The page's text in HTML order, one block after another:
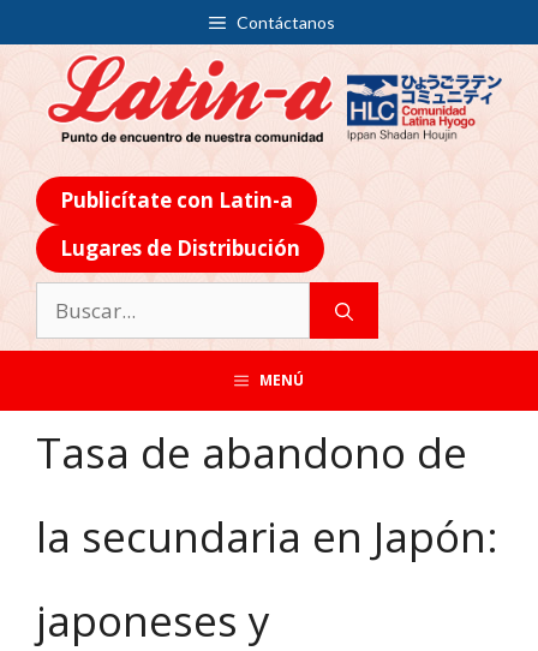
Contáctanos
Publicítate con Latin-a
Lugares de Distribución
MENÚ
Tasa de abandono de
la secundaria en Japón:
japoneses y